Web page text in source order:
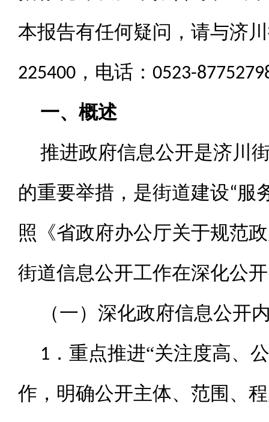
本报告有任何疑问，请与济
225400，电话：0523-
一、概述
推进政府信息公开是济川
的重要举措，是街道建设“服
照《省政府办公厅关于规范
街道信息公开工作在深化公
（一）深化政府信息公开
1．重点推进“关注度高、
作，明确公开主体、范围、